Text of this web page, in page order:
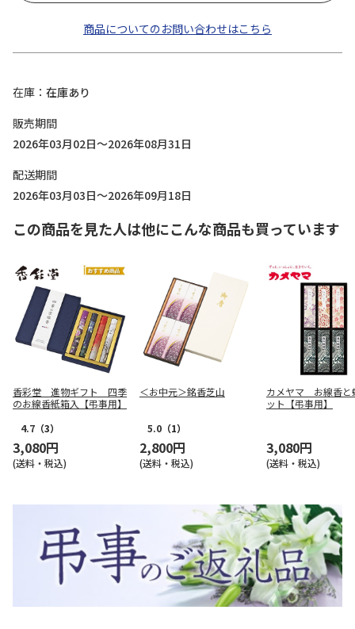
商品についてのお問い合わせはこちら
在庫
在庫あり
販売期間
2026年03月02日～2026年08月31日
配送期間
2026年03月03日～2026年09月18日
この商品を見た人は他にこんな商品も買っています
香彩堂 進物ギフト 四季
のお線香紙箱入【弔事用】
4.7 （3）
3,080円
(送料・税込)
＜お中元＞銘香芝山
5.0 （1）
2,800円
(送料・税込)
カメヤマ お線香と
ット【弔事用】
3,080円
(送料・税込)